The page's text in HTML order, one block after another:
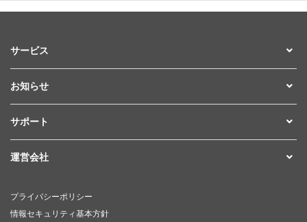
サービス
お知らせ
サポート
運営会社
プライバシーポリシー
情報セキュリティ基本方針